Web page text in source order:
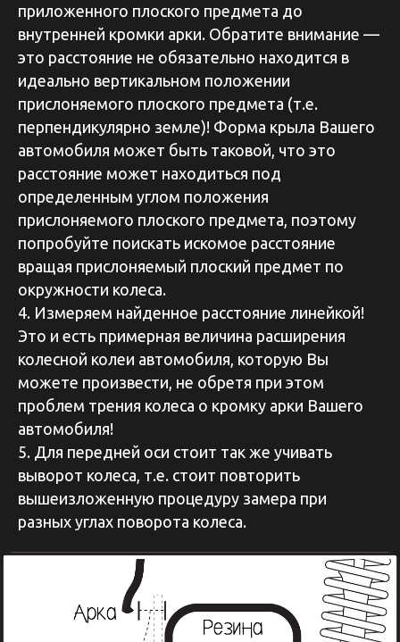
приложенного плоского предмета до
внутренней кромки арки. Обратите внимание —
это расстояние не обязательно находится в
идеально вертикальном положении
прислоняемого плоского предмета (т.е.
перпендикулярно земле)! Форма крыла Вашего
автомобиля может быть таковой, что это
расстояние может находиться под
определенным углом положения
прислоняемого плоского предмета, поэтому
попробуйте поискать искомое расстояние
вращая прислоняемый плоский предмет по
окружности колеса.
4. Измеряем найденное расстояние линейкой!
Это и есть примерная величина расширения
колесной колеи автомобиля, которую Вы
можете произвести, не обретя при этом
проблем трения колеса о кромку арки Вашего
автомобиля!
5. Для передней оси стоит так же учивать
выворот колеса, т.е. стоит повторить
вышеизложенную процедуру замера при
разных углах поворота колеса.